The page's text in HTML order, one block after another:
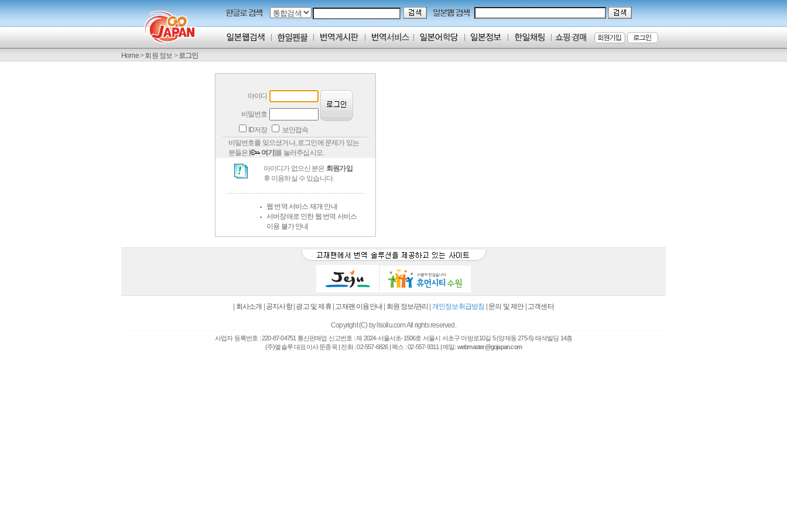
Home>회원 정보 >로그인
아이디
비밀번호
ID저장
보안접속
비밀번호를 잊으셨거나, 로그인에 문제가 있는
분들은 [
여기]를 눌러주십시오.
아이디가 없으신 분은 회원가입
후 이용하실 수 있습니다.
웹 번역 서비스 재개 안내
서버장애로 인한 웹 번역 서비스
이용 불가 안내
회사소개 공지사항| 광고 및 제휴| 고재팬 이용안내 회원 정보/관리 개인정보취급방침 문의 및 제안| 고객센터
Copyright (C) by llsollu.com All rights reserved.
사업자 등록번호 : 220-87-04751 통신판매업 신고번호 : 제 2024-서울서초-1506호 서울시 서초구 마방로10길 5 (양재동 275-5) 태석빌딩 14층
(주)엘솔루 대표이사 문종욱 | 전화 : 02-557-6826 | 팩스 : 02-557-9311 | 메일: webmaster@gojapan.com